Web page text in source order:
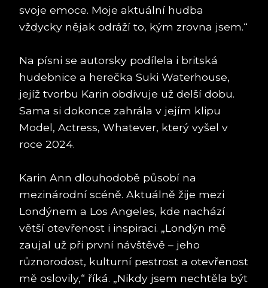
svoje emoce. Moje aktuální hudba
vždycky nějak odráží to, kým zrovna jsem.“
Na písni se autorsky podílela i britská
hudebnice a herečka Suki Waterhouse,
jejíž tvorbu Karin obdivuje už delší dobu.
Sama si dokonce zahrála v jejím klipu
Model, Actress, Whatever, který vyšel v
roce 2024.
Karin Ann dlouhodobě působí na
mezinárodní scéně. Aktuálně žije mezi
Londýnem a Los Angeles, kde nachází
větší otevřenost i inspiraci. „Londýn mě
zaujal už při první návštěvě – jeho
různorodost, kulturní pestrost a otevřenost
mě oslovily,“ říká. „Nikdy jsem nechtěla být